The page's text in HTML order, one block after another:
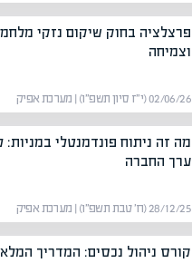
פרצלציה בחוק שיקום נזקי
וצמיחה
02/06/26 (י״ז סיון תשפ״ו) | מערכת אפיק
מה זה ניתוח פונדמנטלי במניות:
ערך החברה
28/12/25 (ח׳ טבת תשפ״ו) | מערכת אפיק
קורס ניהול נכסים: המדריך